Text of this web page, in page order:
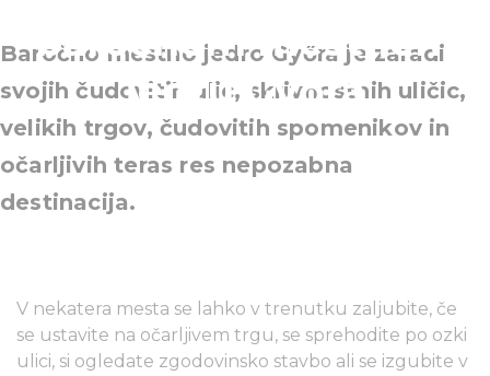
baročnem mestnem
jedru Győra
Baročno mestno jedro Győra je zaradi
svojih čudovitih ulic, skrivnostnih uličic,
velikih trgov, čudovitih spomenikov in
očarljivih teras res nepozabna
destinacija.
V nekatera mesta se lahko v trenutku zaljubite, če
se ustavite na očarljivem trgu, se sprehodite po ozki
ulici, si ogledate zgodovinsko stavbo ali se izgubite v